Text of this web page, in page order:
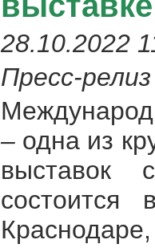
28.10.2022
Пресс-релиз
– одна из
выставок